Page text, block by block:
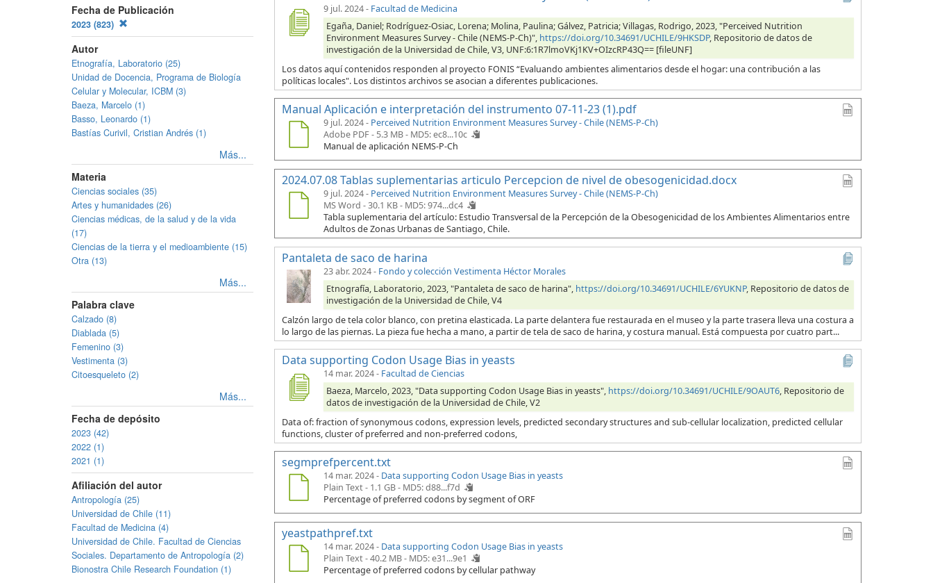
Fecha de Publicación
2023 (823)
Autor
Etnografía, Laboratorio (25)
Unidad de Docencia, Programa de Biología
Celular y Molecular, ICBM (3)
Baeza, Marcelo (1)
Basso, Leonardo (1)
Bastías Curivil, Cristian Andrés (1)
Más...
Materia
Ciencias sociales (35)
Artes y humanidades (26)
Ciencias médicas, de la salud y de la vida
(17)
Ciencias de la tierra y el medioambiente (15)
Otra (13)
Más...
Palabra clave
Calzado (8)
Diablada (5)
Femenino (3)
Vestimenta (3)
Citoesqueleto (2)
Más...
Fecha de depósito
2023 (42)
2022 (1)
2021 (1)
Afiliación del autor
Antropología (25)
Universidad de Chile (11)
Facultad de Medicina (4)
Universidad de Chile. Facultad de Ciencias
Sociales. Departamento de Antropología (2)
Bionostra Chile Research Foundation (1)
9 jul. 2024- Facultad de Medicina
Egaña, Daniel; Rodríguez-Osiac, Lorena; Molina, Paulina; Gálvez, Patricia; Villagas, Rodrigo, 2023, "Perceived Nutrition
Environment Measures Survey - Chile (NEMS-P-Ch)", https://doi.org/10.34691/UCHILE/9HKSDP, Repositorio de datos de
investigación de la Universidad de Chile, V3, UNF:6:1R7lmoVKj1KV+OIzcRP43Q== [fileUNF]
Los datos aquí contenidos responden al proyecto FONIS “Evaluando ambientes alimentarios desde el hogar: una contribución a las
políticas locales". Los distintos archivos se asocian a diferentes publicaciones.
Manual Aplicación e interpretación del instrumento 07-11-23 (1).pdf
9 jul. 2024 - Perceived Nutrition Environment Measures Survey - Chile (NEMS-P-Ch)
Adobe PDF - 5.3 MB - MD5: ec8...10c
Manual de aplicación NEMS-P-Ch
2024.07.08 Tablas suplementarias articulo Percepcion de nivel de obesogenicidad.docx
9 jul. 2024 - Perceived Nutrition Environment Measures Survey - Chile (NEMS-P-Ch)
MS Word - 30.1 KB - MD5: 974...dc4
Tabla suplementaria del artículo: Estudio Transversal de la Percepción de la Obesogenicidad de los Ambientes Alimentarios entre
Adultos de Zonas Urbanas de Santiago, Chile.
Pantaleta de saco de harina
23 abr. 2024- Fondo y colección Vestimenta Héctor Morales
Etnografía, Laboratorio, 2023, "Pantaleta de saco de harina", https://doi.org/10.34691/UCHILE/6YUKNP, Repositorio de datos de
investigación de la Universidad de Chile, V4
Calzón largo de tela color blanco, con pretina elasticada. La parte delantera fue restaurada en el museo y la parte trasera lleva una costura a
lo largo de las piernas. La pieza fue hecha a mano, a partir de tela de saco de harina, y costura manual. Está compuesta por cuatro part...
Data supporting Codon Usage Bias in yeasts
14 mar. 2024- Facultad de Ciencias
Baeza, Marcelo, 2023, "Data supporting Codon Usage Bias in yeasts", https://doi.org/10.34691/UCHILE/9OAUT6, Repositorio de
datos de investigación de la Universidad de Chile, V2
Data of: fraction of synonymous codons, expression levels, predicted secondary structures and sub-cellular localization, predicted cellular
functions, cluster of preferred and non-preferred codons,
segmprefpercent.txt
14 mar. 2024 - Data supporting Codon Usage Bias in yeasts
Plain Text - 1.1 GB - MD5: d88...f7d
Percentage of preferred codons by segment of ORF
yeastpathpref.txt
14 mar. 2024 - Data supporting Codon Usage Bias in yeasts
Plain Text - 40.2 MB - MD5: e31...9e1
Percentage of preferred codons by cellular pathway